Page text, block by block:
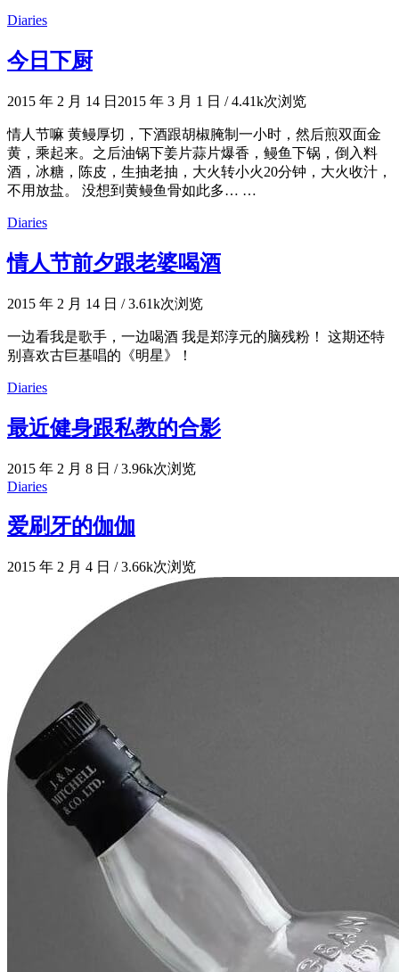
Diaries
今日下厨
2015 年 2 月 14 日 2015 年 3 月 1 日 /4.41k次浏览
情人节嘛 黄鳗厚切，下酒跟胡椒腌制一小时，然后煎双面金
黄，乘起来。之后油锅下姜片蒜片爆香，鳗鱼下锅，倒入料
酒，冰糖，陈皮，生抽老抽，大火转小火20分钟，大火收汁，
不用放盐。 没想到黄鳗鱼骨如此多… …
Diaries
情人节前夕跟老婆喝酒
2015 年 2 月 14 日 /3.61k次浏览
一边看我是歌手，一边喝酒 我是郑淳元的脑残粉！ 这期还特
别喜欢古巨基唱的《明星》！
Diaries
最近健身跟私教的合影
2015 年 2 月 8 日 /3.96k次浏览
Diaries
爱刷牙的伽伽
2015 年 2 月 4 日 /3.66k次浏览